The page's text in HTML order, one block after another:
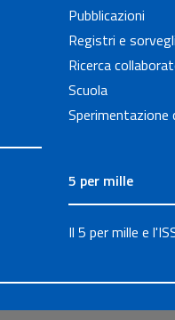
Pubblicazioni
Registri e
Ricerca
Scuola
Sperimentazione
5 per mille
Il 5 per mille e